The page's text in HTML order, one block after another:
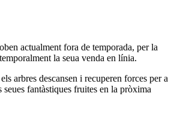
actualment fora de temporada, per la
la seua venda en línia.
arbres descansen i recuperen forces per a
seues fantàstiques fruites en la pròxima